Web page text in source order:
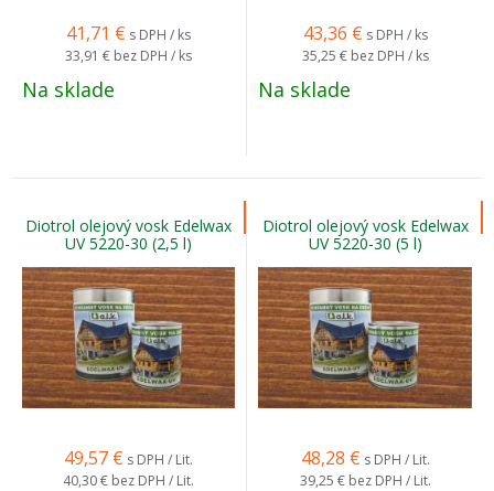
41,71 € s DPH / ks
33,91 € bez DPH / ks
Na sklade
43,36 € s DPH / ks
35,25 € bez DPH / ks
Na sklade
Diotrol olejový vosk Edelwax
UV 5220-30 (2,5 l)
49,57 € s DPH / Lit.
40,30 € bez DPH / Lit.
Diotrol olejový vosk Edelwax
UV 5220-30 (5 l)
48,28 € s DPH / Lit.
39,25 € bez DPH / Lit.